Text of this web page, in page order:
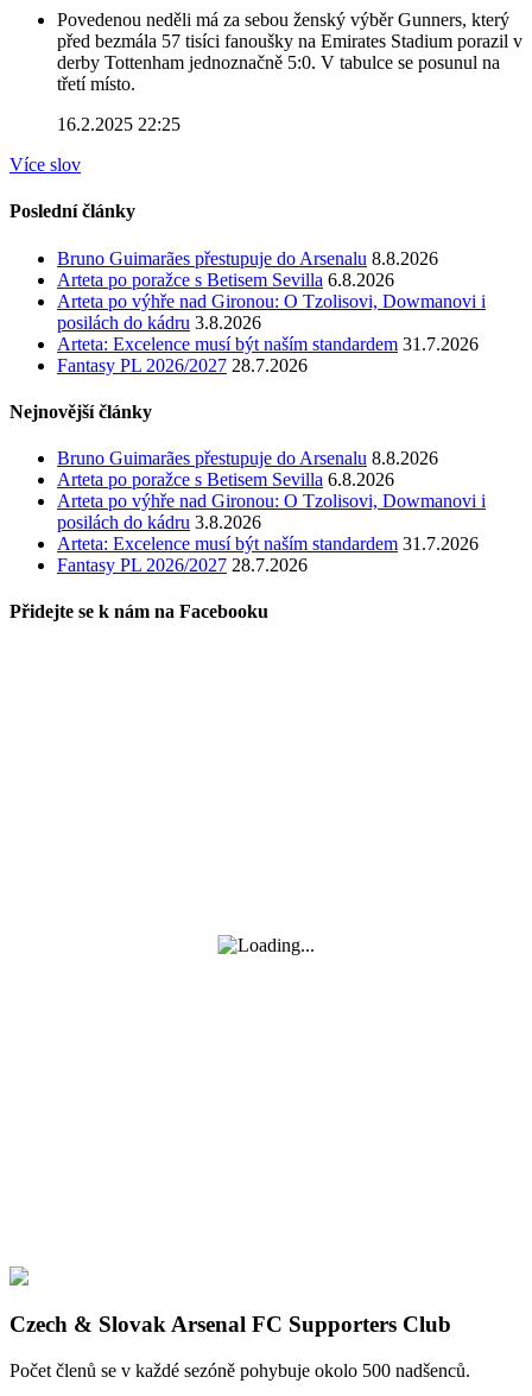
Povedenou neděli má za sebou ženský výběr Gunners, který
před bezmála 57 tisíci fanoušky na Emirates Stadium porazil v
derby Tottenham jednoznačně 5:0. V tabulce se posunul na
třetí místo.
16.2.2025 22:25
Více slov
Poslední články
Bruno Guimarães přestupuje do Arsenalu 8.8.2026
Arteta po poražce s Betisem Sevilla 6.8.2026
Arteta po výhře nad Gironou: O Tzolisovi, Dowmanovi i
posilách do kádru 3.8.2026
Arteta: Excelence musí být naším standardem 31.7.2026
Fantasy PL 2026/2027 28.7.2026
Nejnovější články
Bruno Guimarães přestupuje do Arsenalu 8.8.2026
Arteta po poražce s Betisem Sevilla 6.8.2026
Arteta po výhře nad Gironou: O Tzolisovi, Dowmanovi i
posilách do kádru 3.8.2026
Arteta: Excelence musí být naším standardem 31.7.2026
Fantasy PL 2026/2027 28.7.2026
Přidejte se k nám na Facebooku
Czech & Slovak Arsenal FC Supporters Club
Počet členů se v každé sezóně pohybuje okolo 500 nadšenců.